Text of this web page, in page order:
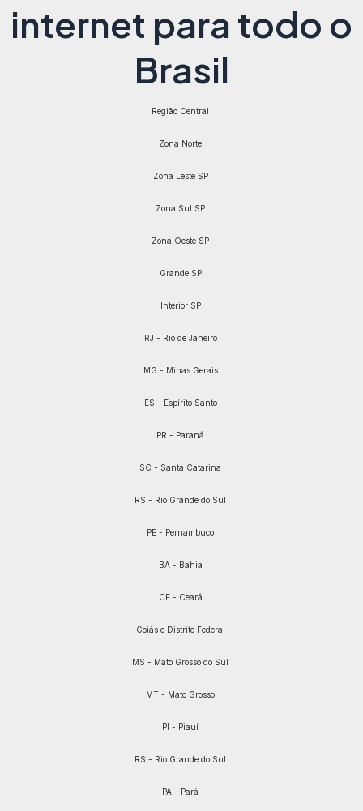
internet para todo o
Brasil
Região Central
Zona Norte
Zona Leste SP
Zona Sul SP
Zona Oeste SP
Grande SP
Interior SP
RJ - Rio de Janeiro
MG - Minas Gerais
ES - Espírito Santo
PR - Paraná
SC - Santa Catarina
RS - Rio Grande do Sul
PE - Pernambuco
BA - Bahia
CE - Ceará
Goiás e Distrito Federal
MS - Mato Grosso do Sul
MT - Mato Grosso
PI - Piauí
RS - Rio Grande do Sul
PA - Pará